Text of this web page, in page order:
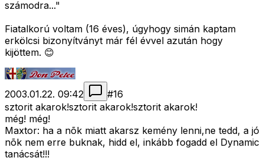
számodra..."
Fiatalkorú voltam (16 éves), úgyhogy simán kaptam
erkölcsi bizonyítványt már fél évvel azután hogy
kijöttem. 😊
2003.01.22. 09:42 #16
sztorit akarok!sztorit akarok!sztorit akarok!
még! még!
Maxtor: ha a nõk miatt akarsz kemény lenni,ne tedd, a jó
nõk nem erre buknak, hidd el, inkább fogadd el Dynamic
tanácsát!!!